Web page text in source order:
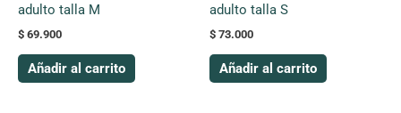
adulto talla M
$ 69.900
Añadir al carrito
adulto talla S
$ 73.000
Añadir al carrito